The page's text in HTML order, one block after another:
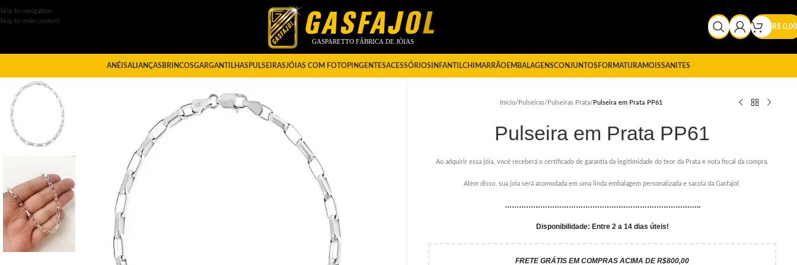
Skip to navigation
Skip to main content
R$ 0,00
ANÉISALIANÇAS BRINCOSGARGANTILHAS PULSEIRASJÓIAS COM FOTOPINGENTESACESSÓRIOS INFANTILCHIMARRÃOEMBALAGENSCONJUNTOS FORMATURAMOISSANITES
Início/ Pulseiras/ Pulseiras Prata/ Pulseira em Prata PP61
Pulseira em Prata PP61
Ao adquirir essa jóia, você receberá o certificado de garantia da legitimidade do teor da Prata e nota fiscal da compra.
Além disso, sua joia será acomodada em uma linda embalagem personalizada e sacola da Gasfajol.
………………………………………………………………………..
Disponibilidade: Entre 2 a 14 dias úteis!
FRETE GRÁTIS EM COMPRAS ACIMA DE R$800,00